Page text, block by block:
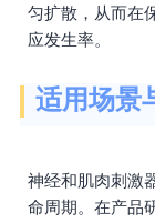
匀扩散，从而在
应发生率。
适用场景
神经和肌肉刺激
命周期。在产品